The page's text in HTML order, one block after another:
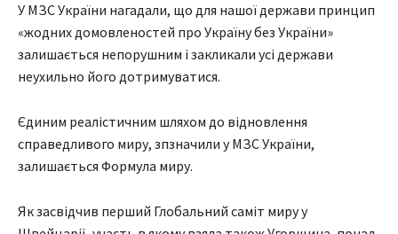
У МЗС України нагадали, що для нашої держави принцип
«жодних домовленостей про Україну без України»
залишається непорушним і закликали усі держави
неухильно його дотримуватися.
Єдиним реалістичним шляхом до відновлення
справедливого миру, зпзначили у МЗС України,
залишається Формула миру.
Як засвідчив перший Глобальний саміт миру у